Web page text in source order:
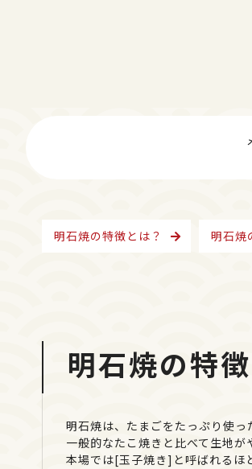
明石焼の特徴とは？ 明石焼
明石焼の特
明石焼は、たまごをたっぷり使っ
一般的なたこ焼きと比べて生地が
本場では[玉子焼き]と呼ばれるほ